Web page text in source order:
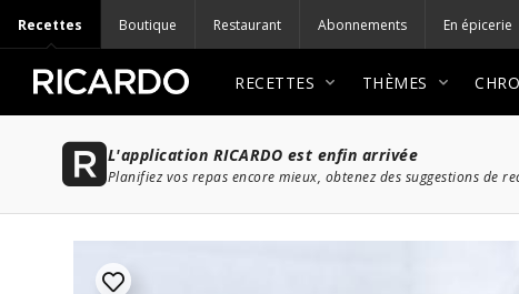
Recettes Boutique Restaurant Abonnements En épicerie
RECETTES THÈMES
L'application RICARDO est enfin arrivée
Planifiez vos repas encore mieux, obtenez des suggestions de